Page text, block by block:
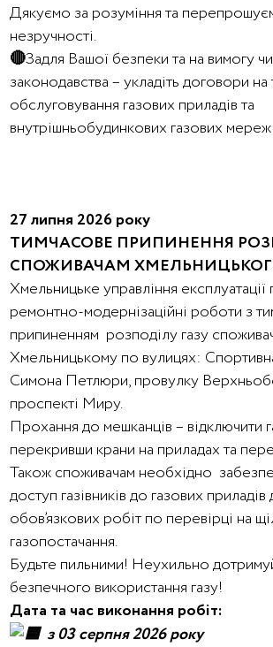
Дякуємо за розуміння та
незручності.
🔴Задля Вашої безпеки та на вимогу
законодавства – укладіть договори на
обслуговування газових приладів та
внутрішньобудинкових газових
27 липня 2026 року
ТИМЧАСОВЕ ПРИПИНЕННЯ
СПОЖИВАЧАМ
Хмельницьке управління
ремонтно-модернізаційні роботи з
припиненням розподілу газу
Хмельницькому по вулицях:
Симона Петлюри, провулку
проспекті Миру.
Прохання до мешканців – відключити
перекривши крани на приладах та
Також споживачам необхідно
доступ газівників до газових
обов’язкових робіт по перевірці на
газопостачання.
Будьте пильними! Неухильно
безпечного використання газу!
Дата та час виконання робіт:
з 03 серпня 2026 року